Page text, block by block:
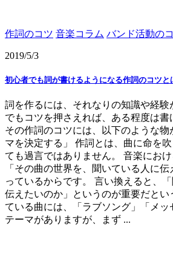
作詞のコツ 音楽コラム バンド活動の
2019/5/3
初心者でも詞が書けるようになる作詞のコツと
詞を作るには、それなりの知識や経
でもコツを押さえれば、ある程度は書
その作詞のコツには、以下のような物
マを決定する」 作詞とは、曲に命を
ても過言ではありません。 音楽におけ
「その曲の世界を、聞いている人に
っているからです。 言い換えると、
伝えたいのか」というのが重要だとい
ている曲には、「ラブソング」「メ
テーマがありますが、まず ...